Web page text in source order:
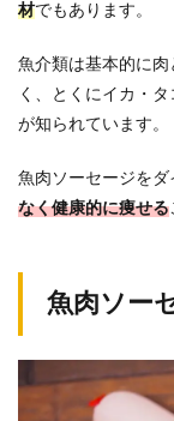
材でもあります。
魚介類は基本的に
く、とくにイカ・
が知られています。
魚肉ソーセージをダ
なく健康的に痩せる
魚肉ソー